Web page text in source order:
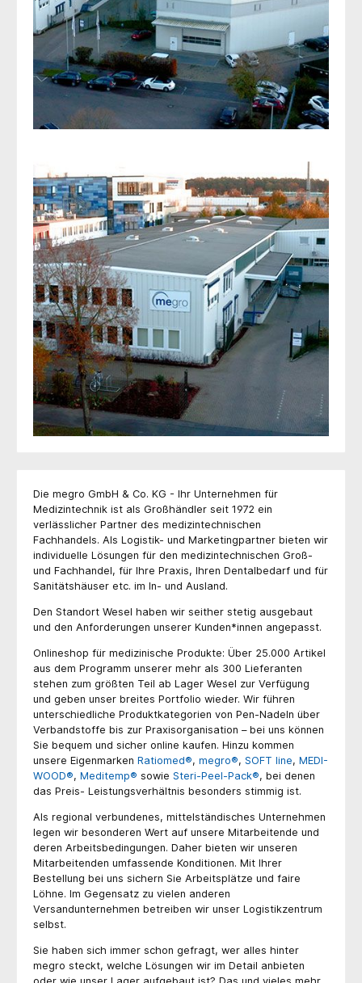
Die megro GmbH & Co. KG - Ihr Unternehmen für
Medizintechnik ist als Großhändler seit 1972 ein
verlässlicher Partner des medizintechnischen
Fachhandels. Als Logistik- und Marketingpartner bieten wir
individuelle Lösungen für den medizintechnischen Groß-
und Fachhandel, für Ihre Praxis, Ihren Dentalbedarf und für
Sanitätshäuser etc. im In- und Ausland.
Den Standort Wesel haben wir seither stetig ausgebaut
und den Anforderungen unserer Kunden*innen angepasst.
Onlineshop für medizinische Produkte: Über 25.000 Artikel
aus dem Programm unserer mehr als 300 Lieferanten
stehen zum größten Teil ab Lager Wesel zur Verfügung
und geben unser breites Portfolio wieder. Wir führen
unterschiedliche Produktkategorien von Pen-Nadeln über
Verbandstoffe bis zur Praxisorganisation – bei uns können
Sie bequem und sicher online kaufen. Hinzu kommen
unsere Eigenmarken Ratiomed®, megro®, SOFT line, MEDI-
WOOD®, Meditemp® sowie Steri-Peel-Pack®, bei denen
das Preis- Leistungsverhältnis besonders stimmig ist.
Als regional verbundenes, mittelständisches Unternehmen
legen wir besonderen Wert auf unsere Mitarbeitende und
deren Arbeitsbedingungen. Daher bieten wir unseren
Mitarbeitenden umfassende Konditionen. Mit Ihrer
Bestellung bei uns sichern Sie Arbeitsplätze und faire
Löhne. Im Gegensatz zu vielen anderen
Versandunternehmen betreiben wir unser Logistikzentrum
selbst.
Sie haben sich immer schon gefragt, wer alles hinter
megro steckt, welche Lösungen wir im Detail anbieten